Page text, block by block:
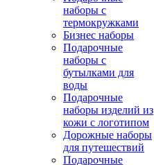
наборы с
термокружками
Бизнес наборы
Подарочные
наборы с
бутылками для
воды
Подарочные
наборы изделий из
кожи с логотипом
Дорожные наборы
для путешествий
Подарочные